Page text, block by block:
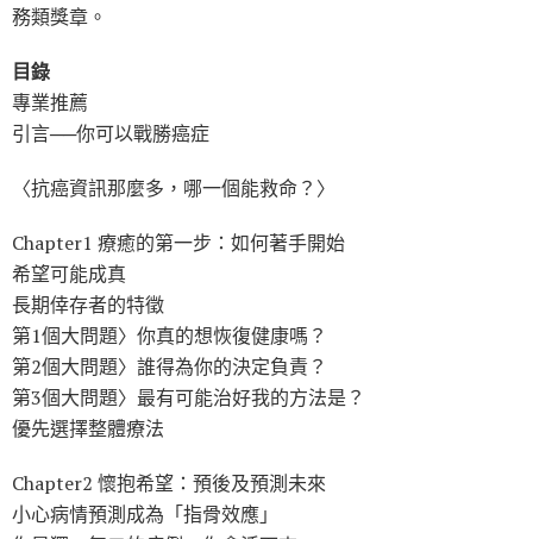
務類獎章。
目錄
專業推薦
引言──你可以戰勝癌症
〈抗癌資訊那麼多，哪一個能救命？〉
Chapter1 療癒的第一步：如何著手開始
希望可能成真
長期倖存者的特徵
第1個大問題〉你真的想恢復健康嗎？
第2個大問題〉誰得為你的決定負責？
第3個大問題〉最有可能治好我的方法是？
優先選擇整體療法
Chapter2 懷抱希望：預後及預測未來
小心病情預測成為「指骨效應」